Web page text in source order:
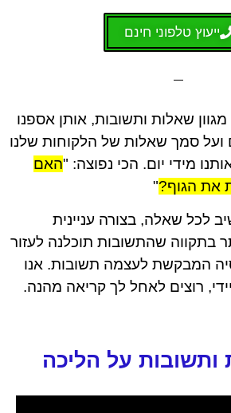
ייעוץ טלפוני חינם
שאלות ותשובות, אותן אספנו
סמך שאלות של הלקוחות שלנו
מידי יום. הכי נפוצה: "האם
את הגוף?"
לכל שאלה, בצורה עניינית
בתקווה שהתשובות תוכלנה לעזור
המבקשת לעצמה תשובות. אנו
רוצים לאחל לך קריאה מהנה.
על הליכה